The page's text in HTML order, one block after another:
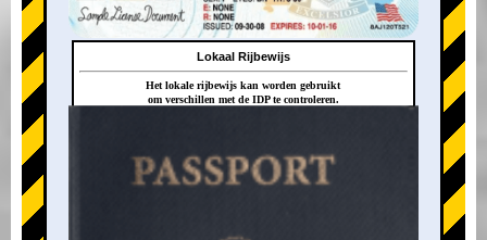
+
Lokaal Rijbewijs
Het lokale rijbewijs kan worden gebruikt
om verschillen met de IDP te controleren.